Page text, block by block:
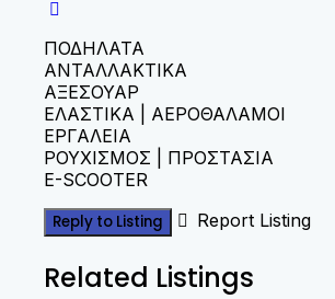
ΠΟΔΗΛΑΤΑ
ΑΝΤΑΛΛΑΚΤΙΚΑ
ΑΞΕΣΟΥΑΡ
ΕΛΑΣΤΙΚΑ | ΑΕΡΟΘΑΛΑΜΟΙ
ΕΡΓΑΛΕΙΑ
ΡΟΥΧΙΣΜΟΣ | ΠΡΟΣΤΑΣΙΑ
E-SCOOTER
Reply to Listing Report Listing
Related Listings